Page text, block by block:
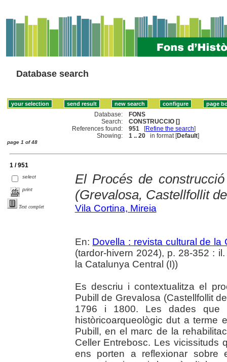
Database search
Database:
FONS
Search:
CONSTRUCCIO []
References found:
951 [Refine the search]
Showing:
1 .. 20 in format [Default]
page 1 of 48
1 / 951
select
print
Text complet
El Procés de
(Grevalosa, Castellfollit
Vila Cortina, Mireia
En: Dovella : revista cultural de la
(tardor-hivern 2024), p. 28-352 : il.
la Catalunya Central (I))
Es descriu i contextualitza el
Pubill de Grevalosa (Castellfollit
1796 i 1800. Les dades que
històricoarqueològic dut a terme
Pubill, en el marc de la
Celler Entrebosc. Les vicissituds
ens porten a reflexionar sobre